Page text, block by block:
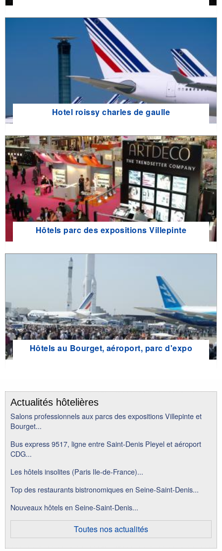
Hotel roissy charles de gaulle
Hôtels parc des expositions Villepinte
Hôtels au Bourget, aéroport, parc d'expo
Actualités hôtelières
Salons professionnels aux parcs des expositions Villepinte et
Bourget...
Bus express 9517, ligne entre Saint-Denis Pleyel et aéroport
CDG...
Les hôtels insolites (Paris Ile-de-France)...
Top des restaurants bistronomiques en Seine-Saint-Denis...
Nouveaux hôtels en Seine-Saint-Denis...
Toutes nos actualités